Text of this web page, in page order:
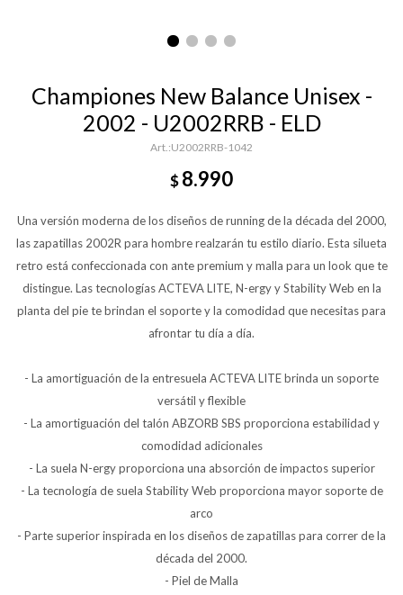
Championes New Balance Unisex -
2002 - U2002RRB - ELD
U2002RRB-1042
$8.990
Una versión moderna de los diseños de running de la década del 2000,
las zapatillas 2002R para hombre realzarán tu estilo diario. Esta silueta
retro está confeccionada con ante premium y malla para un look que te
distingue. Las tecnologías ACTEVA LITE, N-ergy y Stability Web en la
planta del pie te brindan el soporte y la comodidad que necesitas para
afrontar tu día a día.
- La amortiguación de la entresuela ACTEVA LITE brinda un soporte
versátil y flexible
- La amortiguación del talón ABZORB SBS proporciona estabilidad y
comodidad adicionales
- La suela N-ergy proporciona una absorción de impactos superior
- La tecnología de suela Stability Web proporciona mayor soporte de
arco
- Parte superior inspirada en los diseños de zapatillas para correr de la
década del 2000.
- Piel de Malla